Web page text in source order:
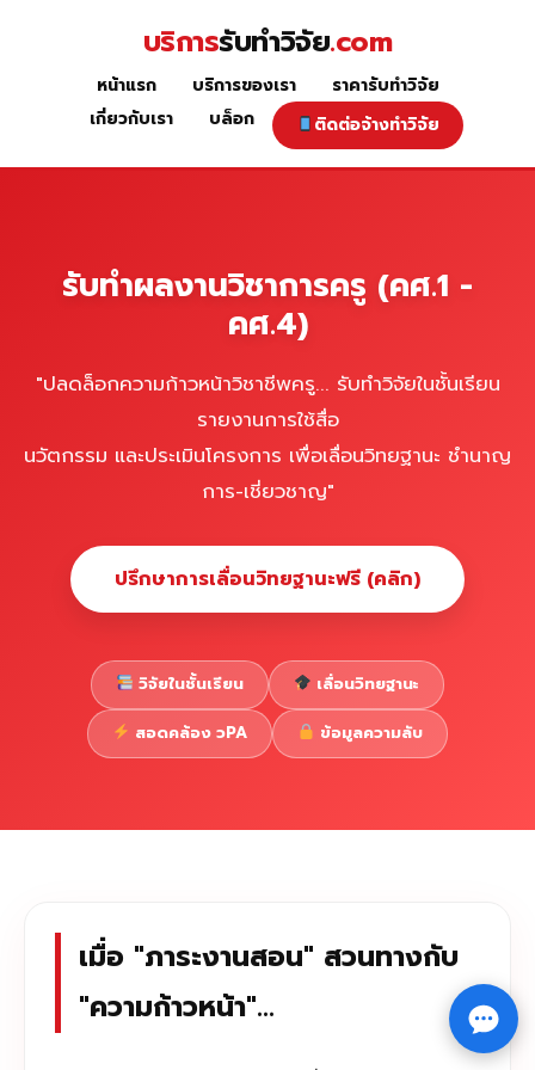
รับเขียนผลงานวิชาการ คศ.1-คศ.4
Copyright © 2026 รับทำวิจัย รับทำวิทยานิพนธ์ รับทำ
ดุษฎีนิพนธ์ ทักไลน์ @impressedu
⇧
บริการรับทำวิจัย.com
หน้าแรก บริการของเรา
ราคารับทำวิจัย
เกี่ยวกับเรา
บล็อก ติดต่อจ้างทำวิจัย
รับทำผลงานวิชาการครู (คศ.1 -
คศ.4)
"ปลดล็อกความก้าวหน้าวิชาชีพครู... รับทำวิจัยในชั้นเรียน
รายงานการใช้สื่อ
นวัตกรรม และประเมินโครงการ เพื่อเลื่อนวิทยฐานะ ชำนาญ
การ-เชี่ยวชาญ"
ปรึกษาการเลื่อนวิทยฐานะฟรี (คลิก)
วิจัยในชั้นเรียน เลื่อนวิทยฐานะ
สอดคล้อง วPA ข้อมูลความลับ
เมื่อ "ภาระงานสอน" สวนทางกับ
"ความก้าวหน้า"...